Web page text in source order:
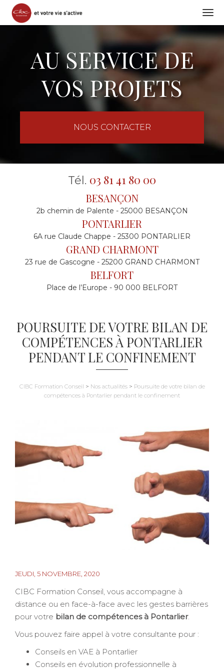
AU SERVICE DE
VOS PROJETS
NOUS CONTACTER
Tél. 03 81 41 80 00
BESANÇON
2b chemin de Palente - 25000 BESANÇON
PONTARLIER
6A rue Claude Chappe - 25300 PONTARLIER
GRAND CHARMONT
23 rue de Gascogne - 25200 GRAND CHARMONT
BELFORT
Place de l’Europe - 90 000 BELFORT
POURSUITE DE VOTRE BILAN DE
COMPÉTENCES À PONTARLIER
PENDANT LE CONFINEMENT
CIBC Formation Conseil > Nos actualités> Poursuite de votre bilan de
compétences à Pontarlier pendant le confinement
JEUDI, 5 NOVEMBRE, 2020
CIBC Formation Conseil, vous accompagne à
distance ou en face-à-face avec les gestes barrières
pour votre bilan de compétences à Pontarlier.
Vous pouvez faire appel à votre consultante pour :
Conseils en VAE à Pontarlier
Conseils en évolution professionnelle à